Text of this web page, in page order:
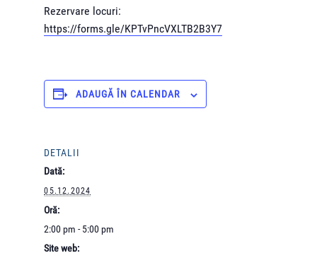
Rezervare locuri:
https://forms.gle/KPTvPncVXLTB2B3Y7
ADAUGĂ ÎN CALENDAR
DETALII
Dată:
05.12.2024
Oră:
2:00 pm - 5:00 pm
Site web: